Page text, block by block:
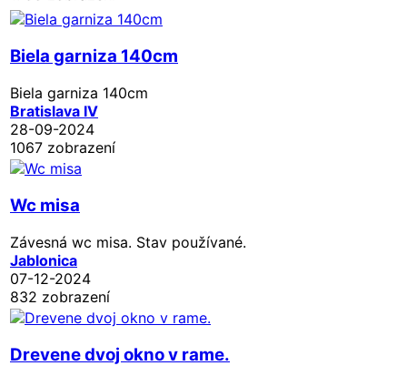
Biela garniza 140cm
Biela garniza 140cm
Bratislava IV
28-09-2024
1067 zobrazení
Wc misa
Závesná wc misa. Stav používané.
Jablonica
07-12-2024
832 zobrazení
Drevene dvoj okno v rame.